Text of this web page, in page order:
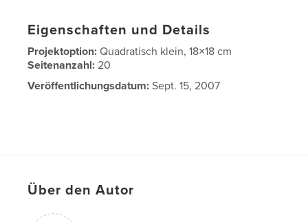
Eigenschaften und Details
Projektoption:Quadratisch klein, 18×18 cm
Seitenanzahl:20
Veröffentlichungsdatum: Sept. 15, 2007
Über den Autor